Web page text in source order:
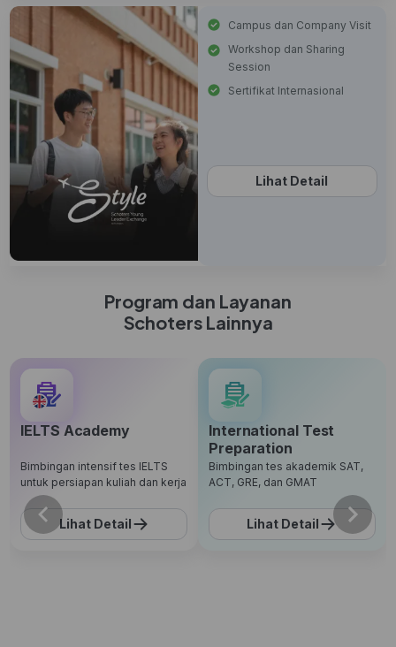
Campus dan Company Visit
Workshop dan Sharing
Session
Sertifikat Internasional
Lihat Detail
Program dan Layanan
Schoters Lainnya
IELTS Academy
Bimbingan intensif tes IELTS
untuk persiapan kuliah dan kerja
Lihat Detail
International Test
Preparation
Bimbingan tes akademik SAT,
ACT, GRE, dan GMAT
Lihat Detail